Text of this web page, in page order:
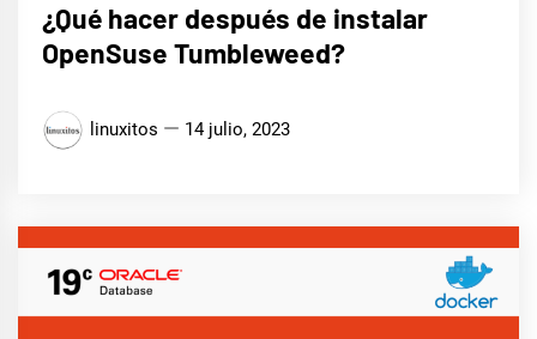
¿Qué hacer después de instalar
OpenSuse Tumbleweed?
linuxitos 14 julio, 2023